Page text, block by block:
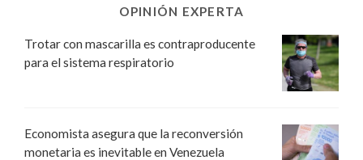
OPINIÓN EXPERTA
Trotar con mascarilla es contraproducente
para el sistema respiratorio
Economista asegura que la reconversión
monetaria es inevitable en Venezuela